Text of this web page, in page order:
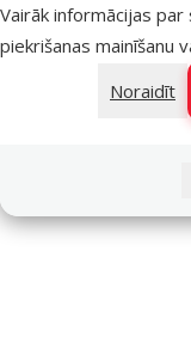
Vairāk informācijas
piekrišanas mainīšanu
Noraidīt